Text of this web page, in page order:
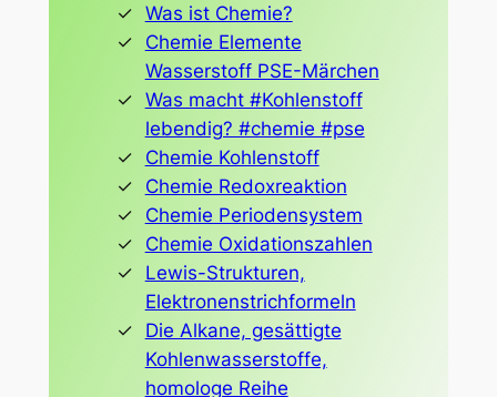
Was ist Chemie?
Chemie Elemente
Wasserstoff PSE-Märchen
Was macht #Kohlenstoff
lebendig? #chemie #pse
Chemie Kohlenstoff
Chemie Redoxreaktion
Chemie Periodensystem
Chemie Oxidationszahlen
Lewis-Strukturen,
Elektronenstrichformeln
Die Alkane, gesättigte
Kohlenwasserstoffe,
homologe Reihe